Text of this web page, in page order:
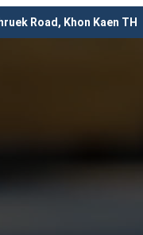
Road, Khon Kaen TH